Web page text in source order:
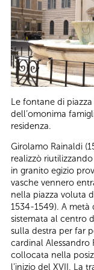
Le fontane di
dell’omonima
residenza.
Girolamo Rainaldi
realizzò
in granito egizio
vasche vennero
nella piazza voluta
1534-1549). A
sistemata al centro
sulla destra per far
cardinal Alessandro
collocata nella
l’inizio del XVII. La